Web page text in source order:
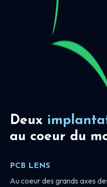
Deux
au coeur du
PCB LENS
Au coeur des grands axes